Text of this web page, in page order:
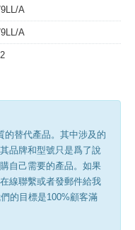
A
A
的替代產品。其中涉及的
品牌和型號只是爲了說
自己需要的產品。如果
線聯繫或者發郵件給我
的目標是100%顧客滿